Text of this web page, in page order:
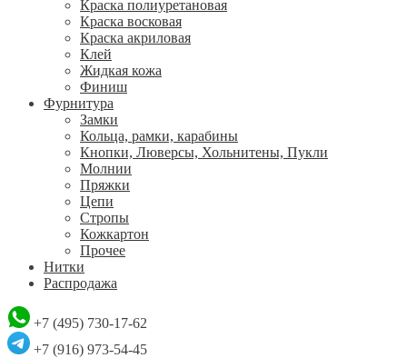
Краска полиуретановая
Краска восковая
Краска акриловая
Клей
Жидкая кожа
Финиш
Фурнитура
Замки
Кольца, рамки, карабины
Кнопки, Люверсы, Хольнитены, Пукли
Молнии
Пряжки
Цепи
Стропы
Кожкартон
Прочее
Нитки
Распродажа
+7 (495) 730-17-62
+7 (916) 973-54-45